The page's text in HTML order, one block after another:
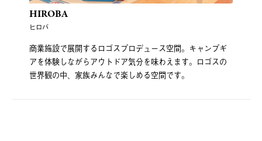
HIROBA
ヒロバ
商業施設で展開するロゴスプロデュース空間。キャンプギ
アを体験しながらアウトドア気分を味わえます。ロゴスの
世界観の中、家族みんなで楽しめる空間です。